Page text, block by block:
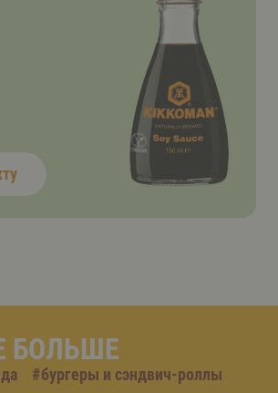
БОЛЬШЕ
#бургеры и сэндвич-роллы